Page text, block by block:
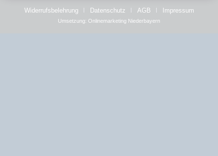
Widerrufsbelehrung Datenschutz AGB Impressum
Umsetzung: Onlinemarketing Niederbayern